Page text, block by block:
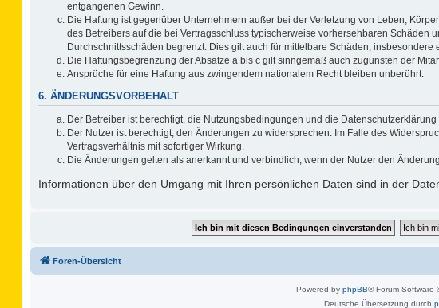
entgangenen Gewinn.
Die Haftung ist gegenüber Unternehmern außer bei der Verletzung von Leben,
des Betreibers auf die bei Vertragsschluss typischerweise vorhersehbaren Schäden
Durchschnittsschäden begrenzt. Dies gilt auch für mittelbare Schäden, insbesondere
Die Haftungsbegrenzung der Absätze a bis c gilt sinngemäß auch zugunsten der
Ansprüche für eine Haftung aus zwingendem nationalem Recht bleiben unberührt.
6. ÄNDERUNGSVORBEHALT
Der Betreiber ist berechtigt, die Nutzungsbedingungen und die
Der Nutzer ist berechtigt, den Änderungen zu widersprechen. Im Falle des
Vertragsverhältnis mit sofortiger Wirkung.
Die Änderungen gelten als anerkannt und verbindlich, wenn der Nutzer den
Informationen über den Umgang mit Ihren persönlichen Daten sind in der
Foren-Übersicht
Powered by phpBB® Forum Software
Deutsche Übersetzung durch